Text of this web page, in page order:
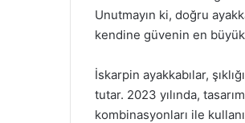
Unutmayın ki, doğru
kendine güvenin en
İskarpin ayakkabılar,
tutar. 2023 yılında,
kombinasyonları ile